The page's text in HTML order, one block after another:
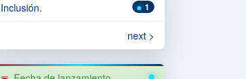
1
Inclusión.
next >